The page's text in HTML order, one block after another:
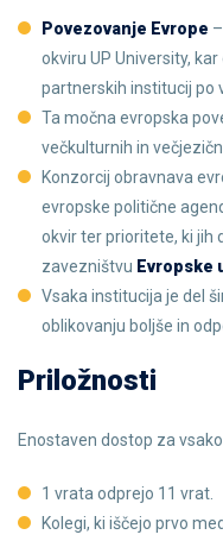
Povezovanje Evrope
okviru UP University,
partnerskih institucij po
Ta močna evropska
večkulturnih in
Konzorcij obravnava
evropske politične
okvir ter prioritete, ki jih
zavezništvu Evropske
Vsaka institucija je del
oblikovanju boljše in
Priložnosti
Enostaven dostop za
1 vrata odprejo 11 vrat.
Kolegi, ki iščejo prvo